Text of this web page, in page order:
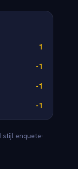
1
-1
-1
-1
stijl enquete-